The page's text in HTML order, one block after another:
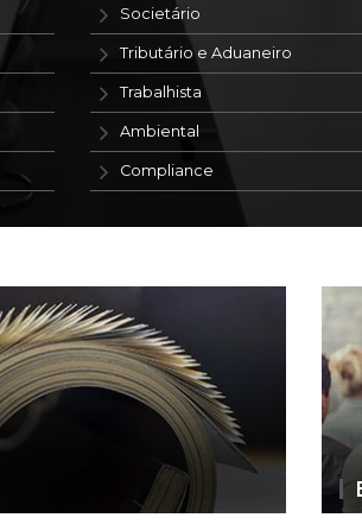
Societário
Tributário e Aduaneiro
Trabalhista
Ambiental
Compliance